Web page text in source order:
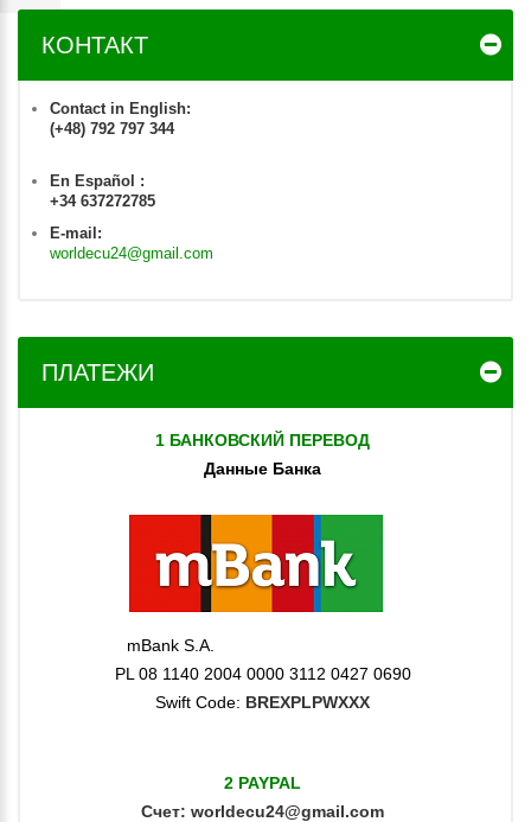
КОНТАКТ
Contact in English:
(+48) 792 797 344
En Español :
+34 637272785
E-mail:
worldecu24@gmail.com
ПЛАТЕЖИ
1 БАНКОВСКИЙ ПЕРЕВОД
Данные Банка
mBank S.A.
PL 08 1140 2004 0000 3112 0427 0690
Swift Code: BREXPLPWXXX
2 PAYPAL
Счет: worldecu24@gmail.com